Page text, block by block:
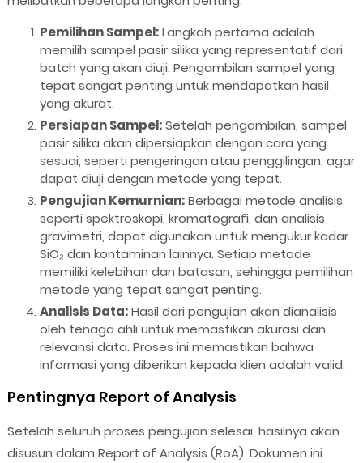
Pemilihan Sampel:Langkah pertama adalah
memilih sampel pasir silika yang representatif dari
batch yang akan diuji. Pengambilan sampel yang
tepat sangat penting untuk mendapatkan hasil
yang akurat.
Persiapan Sampel:Setelah pengambilan, sampel
pasir silika akan dipersiapkan dengan cara yang
sesuai, seperti pengeringan atau penggilingan, agar
dapat diuji dengan metode yang tepat.
Pengujian Kemurnian:Berbagai metode analisis,
seperti spektroskopi, kromatografi, dan analisis
gravimetri, dapat digunakan untuk mengukur kadar
SiO₂ dan kontaminan lainnya. Setiap metode
memiliki kelebihan dan batasan, sehingga pemilihan
metode yang tepat sangat penting.
Analisis Data:Hasil dari pengujian akan dianalisis
oleh tenaga ahli untuk memastikan akurasi dan
relevansi data. Proses ini memastikan bahwa
informasi yang diberikan kepada klien adalah valid.
Pentingnya Report of Analysis
Setelah seluruh proses pengujian selesai, hasilnya akan
disusun dalam Report of Analysis (RoA). Dokumen ini